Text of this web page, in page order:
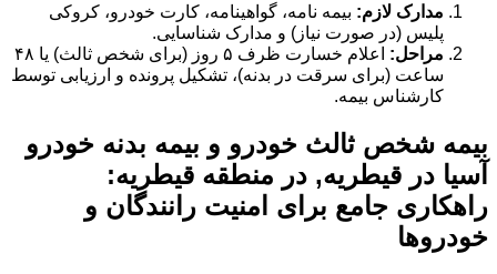
مدارک لازم: بیمه نامه، گواهینامه، کارت خودرو، کروکی
پلیس (در صورت نیاز) و مدارک شناسایی.
مراحل:
اعلام خسارت ظرف ۵ روز (برای شخص ثالث) یا ۴۸
ساعت (برای سرقت در بدنه)، تشکیل پرونده و ارزیابی توسط
کارشناس بیمه.
بیمه شخص ثالث خودرو و بیمه بدنه خودرو
آسیا در قیطریه, در منطقه قیطریه:
راهکاری جامع برای امنیت رانندگان و
خودروها